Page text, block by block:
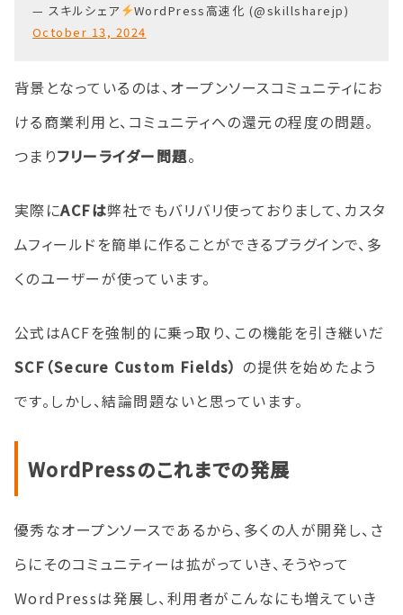
— スキルシェア
WordPress高速化 (@skillsharejp)
October 13, 2024
背景となっているのは、オープンソースコミュニティにお
ける商業利用と、コミュニティへの還元の程度の問題。
つまりフリーライダー問題。
実際にACFは弊社でもバリバリ使っておりまして、カスタ
ムフィールドを簡単に作ることができるプラグインで、多
くのユーザーが使っています。
公式はACFを強制的に乗っ取り、この機能を引き継いだ
SCF（Secure Custom Fields） の提供を始めたよう
です。しかし、結論問題ないと思っています。
WordPressのこれまでの発展
優秀なオープンソースであるから、多くの人が開発し、さ
らにそのコミュニティーは拡がっていき、そうやって
WordPressは発展し、利用者がこんなにも増えていき